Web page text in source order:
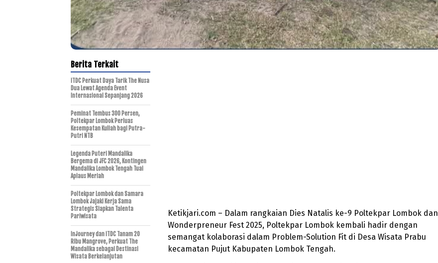
Ketikjari.com – Dalam rangkaian Dies Natalis ke-9 Poltekpar Lombok dan
Wonderpreneur Fest 2025, Poltekpar Lombok kembali hadir dengan
semangat kolaborasi dalam Problem-Solution Fit di Desa Wisata Prabu
kecamatan Pujut Kabupaten Lombok Tengah.
Berita Terkait
ITDC Perkuat Daya Tarik The Nusa
Dua Lewat Agenda Event
Internasional Sepanjang 2026
Peminat Tembus 300 Persen,
Poltekpar Lombok Perluas
Kesempatan Kuliah bagi Putra-
Putri NTB
Legenda Puteri Mandalika
Bergema di JFC 2026, Kontingen
Mandalika Lombok Tengah Tuai
Aplaus Meriah
Poltekpar Lombok dan Samara
Lombok Jajaki Kerja Sama
Strategis Siapkan Talenta
Pariwisata
InJourney dan ITDC Tanam 20
Ribu Mangrove, Perkuat The
Mandalika sebagai Destinasi
Wisata Berkelanjutan